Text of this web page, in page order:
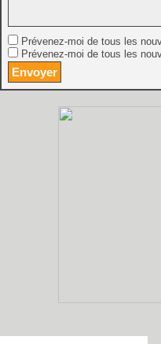
Prévenez-moi de tous les
Prévenez-moi de tous les